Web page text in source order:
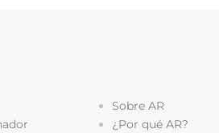
Sobre AR
¿Por qué AR?